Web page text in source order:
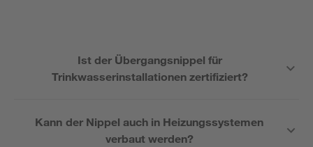
Ist der Übergangsnippel für
Trinkwasserinstallationen zertifiziert?
Kann der Nippel auch in Heizungssystemen
verbaut werden?